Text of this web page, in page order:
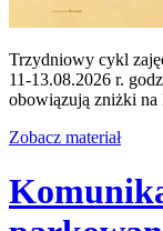
Trzydniowy cykl
11-13.08.2026 r.
obowiązują zniżki
Zobacz materiał